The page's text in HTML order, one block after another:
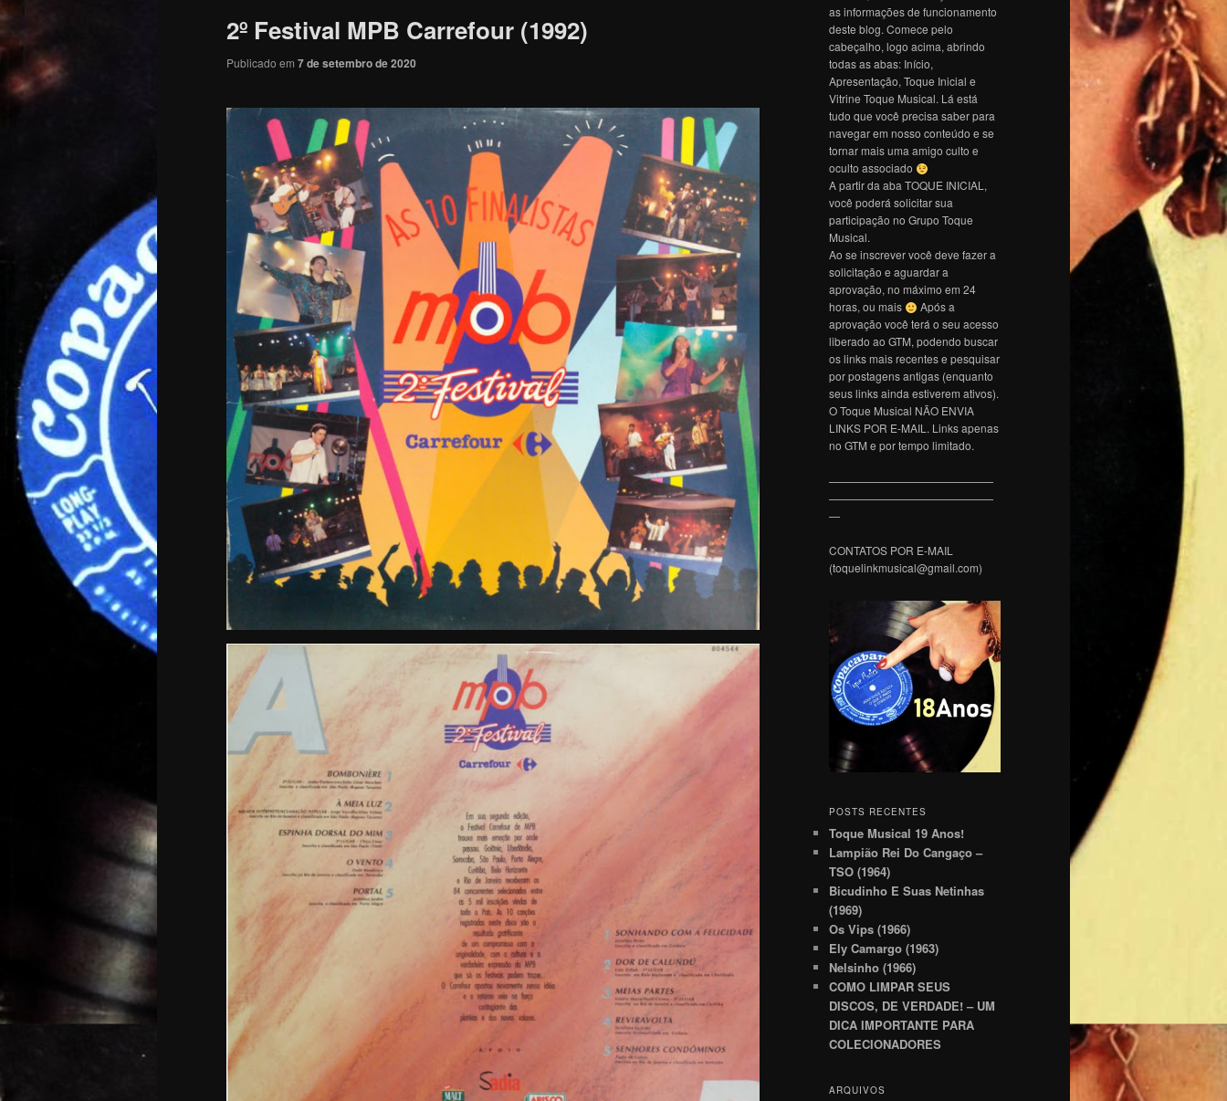
2º Festival MPB Carrefour (1992)
Publicado em 7 de setembro de 2020
as informações de funcionamento
deste blog. Comece pelo
cabeçalho, logo acima, abrindo
todas as abas: Início,
Apresentação, Toque Inicial e
Vitrine Toque Musical. Lá está
tudo que você precisa saber para
navegar em nosso conteúdo e se
tornar mais uma amigo culto e
oculto associado
A partir da aba TOQUE INICIAL,
você poderá solicitar sua
participação no Grupo Toque
Musical.
Ao se inscrever você deve fazer a
solicitação e aguardar a
aprovação, no máximo em 24
horas, ou mais
Após a
aprovação você terá o seu acesso
liberado ao GTM, podendo buscar
os links mais recentes e pesquisar
por postagens antigas (enquanto
seus links ainda estiverem ativos).
O Toque Musical NÃO ENVIA
LINKS POR E-MAIL. Links apenas
no GTM e por tempo limitado.
———————————————
———————————————
—
CONTATOS POR E-MAIL
(toquelinkmusical@gmail.com)
POSTS RECENTES
Toque Musical 19 Anos!
Lampião Rei Do Cangaço –
TSO (1964)
Bicudinho E Suas Netinhas
(1969)
Os Vips (1966)
Ely Camargo (1963)
Nelsinho (1966)
COMO LIMPAR SEUS
DISCOS, DE VERDADE! – UM
DICA IMPORTANTE PARA
COLECIONADORES
ARQUIVOS